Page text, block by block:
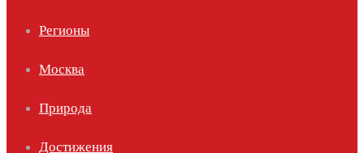
Регионы
Москва
Природа
Достижения